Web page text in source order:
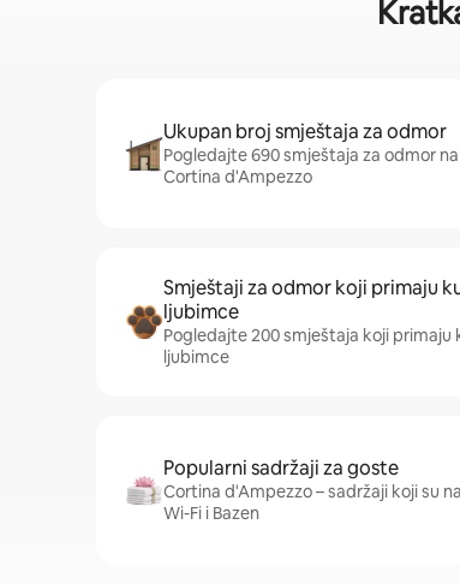
Ukupan broj smještaja za odmor
Pogledajte 690 smještaja za odmor
Cortina d'Ampezzo
Smještaji za odmor koji primaju
ljubimce
Pogledajte 200 smještaja koji primaju
ljubimce
Popularni sadržaji za goste
Cortina d'Ampezzo – sadržaji koji su
Wi-Fi i Bazen